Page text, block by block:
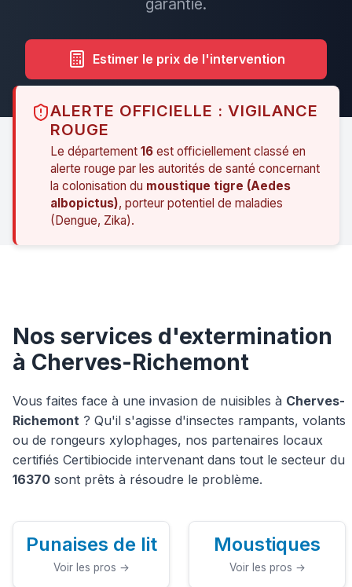
garantie.
Estimer le prix de l'intervention
ALERTE OFFICIELLE : VIGILANCE
ROUGE
Le département 16 est officiellement classé en
alerte rouge par les autorités de santé concernant
la colonisation du moustique tigre (Aedes
albopictus), porteur potentiel de maladies
(Dengue, Zika).
Nos services d'extermination
à Cherves-Richemont
Vous faites face à une invasion de nuisibles à Cherves-
Richemont ? Qu'il s'agisse d'insectes rampants, volants
ou de rongeurs xylophages, nos partenaires locaux
certifiés Certibiocide intervenant dans tout le secteur du
16370 sont prêts à résoudre le problème.
Punaises de lit
Voir les pros →
Moustiques
Voir les pros →